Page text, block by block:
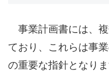
事業計画書には、
ており、これらは事
の重要な指針となり